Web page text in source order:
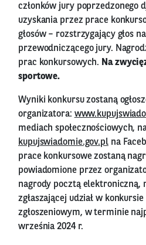
członków jury poprzedzonego
uzyskania przez prace
głosów – rozstrzygający głos
przewodniczącego jury.
prac konkursowych. Na
sportowe.
Wyniki konkursu zostaną
organizatora:
mediach społecznościowych,
kupujswiadomie.gov.plna
prace konkursowe zostaną
powiadomione przez
nagrody pocztą elektroniczną,
zgłaszającej udział w
zgłoszeniowym, w terminie
września 2024 r.